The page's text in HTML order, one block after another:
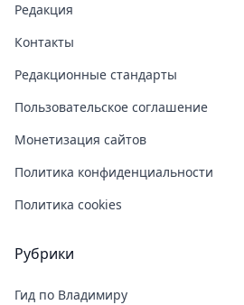
Редакция
Контакты
Редакционные стандарты
Пользовательское соглашение
Монетизация сайтов
Политика конфиденциальности
Политика cookies
Рубрики
Гид по Владимиру